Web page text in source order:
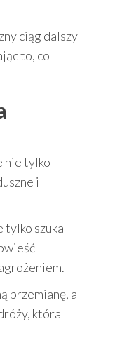
ciąg dalszy
to, co
nie tylko
i
tylko szuka
przemianę, a
która